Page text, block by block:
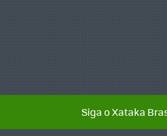
Siga o Xataka